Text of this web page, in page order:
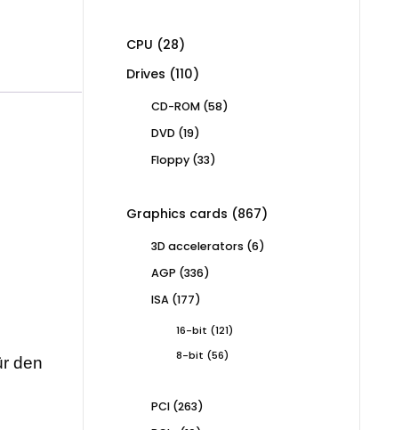
den
CPU 2828
products
Drives 110110
CD-ROM 5858
DVD 1919
Floppy 3333
Graphics cards 867867
3D accelerators 66
AGP 336336
ISA 177177
16-bit 121121
8-bit 5656
PCI 263263